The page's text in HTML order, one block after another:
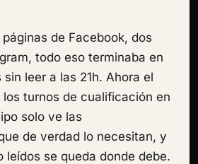
de Facebook, dos
todo eso terminaba en
leer a las 21h. Ahora el
turnos de cualificación en
solo ve las
de verdad lo necesitan, y
leídos se queda donde debe.